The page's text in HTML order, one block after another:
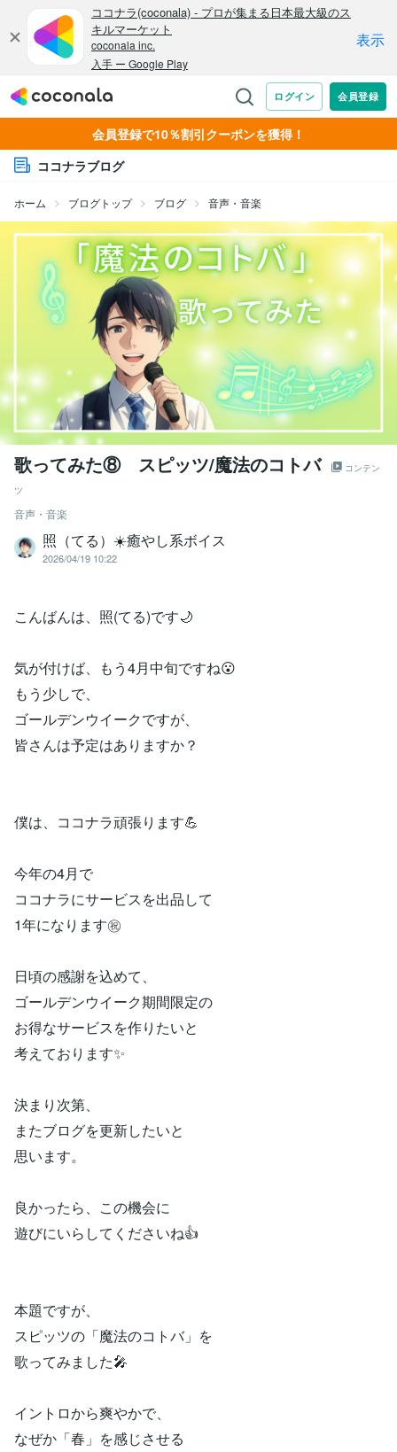
会員登録で10％割引クーポンを獲得！
ココナラブログ
ホーム ブログトップ ブログ 音声・音楽
歌ってみた⑧ スピッツ/魔法のコトバ
コンテン
ツ
音声・音楽
照（てる）☀️癒やし系ボイス
2026/04/19 10:22
こんばんは、照(てる)です🌙
気が付けば、もう4月中旬ですね😮
もう少しで、
ゴールデンウイークですが、
皆さんは予定はありますか？
僕は、ココナラ頑張ります💪
今年の4月で
ココナラにサービスを出品して
1年になります㊗️
日頃の感謝を込めて、
ゴールデンウイーク期間限定の
お得なサービスを作りたいと
考えております✨
決まり次第、
またブログを更新したいと
思います。
良かったら、この機会に
遊びにいらしてくださいね👍
本題ですが、
スピッツの「魔法のコトバ」を
歌ってみました🎤
イントロから爽やかで、
なぜか「春」を感じさせる